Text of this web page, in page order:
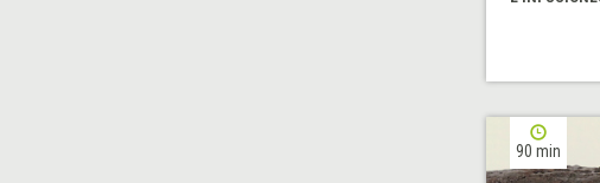
90 min